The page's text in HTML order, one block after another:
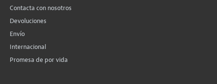
Contacta con nosotros
Devoluciones
Envío
Internacional
Promesa de por vida